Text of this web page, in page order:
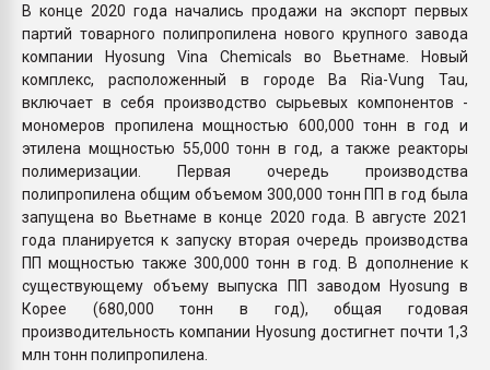
В конце 2020 года начались продажи на экспорт первых
партий товарного полипропилена нового крупного завода
компании Hyosung Vina Chemicals во Вьетнаме. Новый
комплекс, расположенный в городе Ba Ria-Vung Tau,
включает в себя производство сырьевых компонентов -
мономеров пропилена мощностью 600,000 тонн в год и
этилена мощностью 55,000 тонн в год, а также реакторы
полимеризации. Первая очередь производства
полипропилена общим объемом 300,000 тонн ПП в год была
запущена во Вьетнаме в конце 2020 года. В августе 2021
года планируется к запуску вторая очередь производства
ПП мощностью также 300,000 тонн в год. В дополнение к
существующему объему выпуска ПП заводом Hyosung в
Корее (680,000 тонн в год), общая годовая
производительность компании Hyosung достигнет почти 1,3
млн тонн полипропилена.